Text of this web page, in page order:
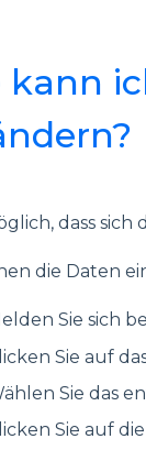
kann
dass
die Daten
Sie sich
Sie auf
Sie das
Sie auf